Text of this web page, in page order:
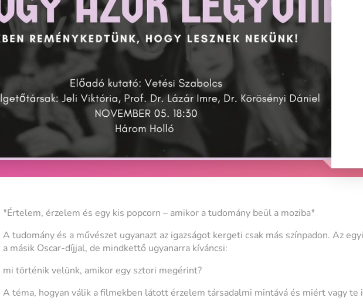
*Értelem, érzelem és egy kis popcorn – amikor a tudomány beül a moziba*
A tudomány és a művészet ugyanazt az igazságot kergeti csak más színpadon. Az
a másik Oscar-díjjal, de mindkettő ugyanarra kíváncsi:
mi történik velünk, amikor egy sztori megérint?
A téma, hogyan válik a filmekben látott érzelem társadalmi mintává és miért vagy te